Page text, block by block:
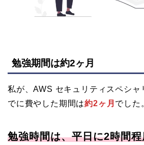
勉強期間は約2ヶ月
私が、AWS セキュリティスペシャ
でに費やした期間は約2ヶ月 でした
勉強時間は、平日に2時間